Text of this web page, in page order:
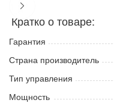
Кратко о товаре:
Гарантия
Страна производитель
Тип управления
Мощность